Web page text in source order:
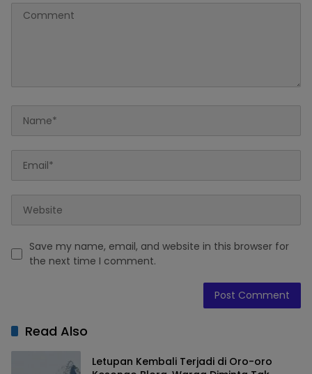
Save my name, email, and website in this browser for
the next time I comment.
Read Also
Letupan Kembali Terjadi di Oro-oro